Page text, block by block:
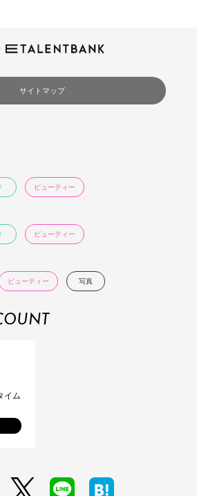
サイトマップ
ビューティー
ビューティー
ビューティー 写真
イム